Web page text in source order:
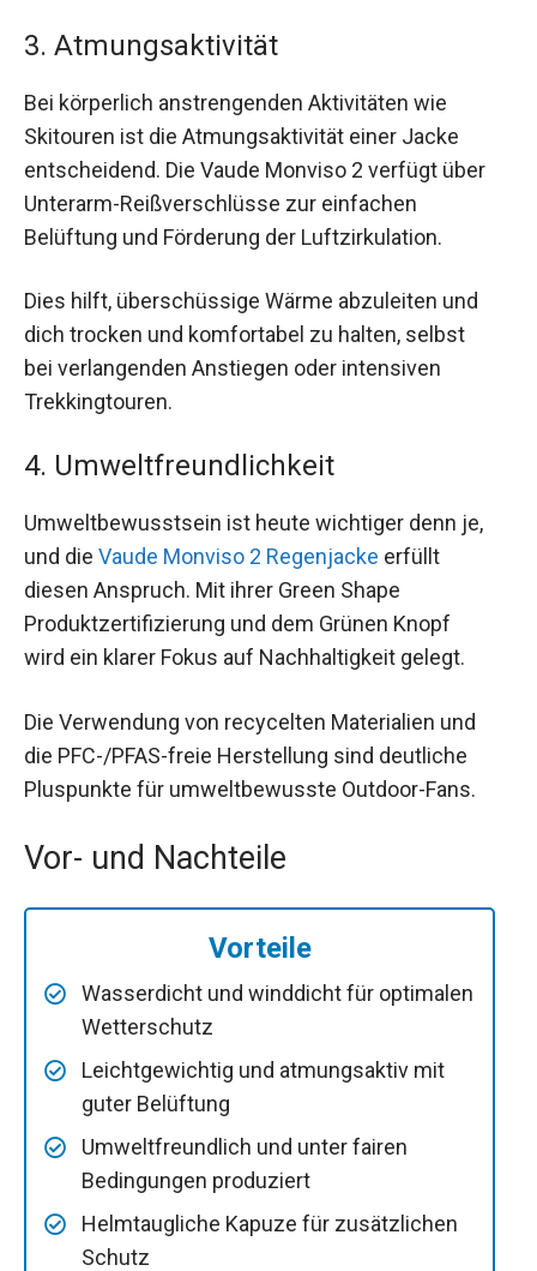
3. Atmungsaktivität
Bei körperlich anstrengenden Aktivitäten wie
Skitouren ist die Atmungsaktivität einer Jacke
entscheidend. Die Vaude Monviso 2 verfügt über
Unterarm-Reißverschlüsse zur einfachen
Belüftung und Förderung der Luftzirkulation.
Dies hilft, überschüssige Wärme abzuleiten und
dich trocken und komfortabel zu halten, selbst
bei verlangenden Anstiegen oder intensiven
Trekkingtouren.
4. Umweltfreundlichkeit
Umweltbewusstsein ist heute wichtiger denn je,
und die Vaude Monviso 2 Regenjacke erfüllt
diesen Anspruch. Mit ihrer Green Shape
Produktzertifizierung und dem Grünen Knopf
wird ein klarer Fokus auf Nachhaltigkeit gelegt.
Die Verwendung von recycelten Materialien und
die PFC-/PFAS-freie Herstellung sind deutliche
Pluspunkte für umweltbewusste Outdoor-Fans.
Vor- und Nachteile
Vorteile
Wasserdicht und winddicht für optimalen
Wetterschutz
Leichtgewichtig und atmungsaktiv mit
guter Belüftung
Umweltfreundlich und unter fairen
Bedingungen produziert
Helmtaugliche Kapuze für zusätzlichen
Schutz